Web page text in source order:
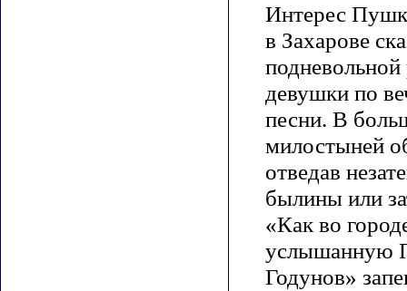
Интерес
в Захарове
девушки по
песни. В
милостыней
отведав
былины или
«Как во
услышанную
Годунов»